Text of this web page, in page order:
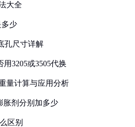
大全
少
孔尺寸详解
用3205或3505代换
量计算与应用分析
胀剂分别加多少
区别